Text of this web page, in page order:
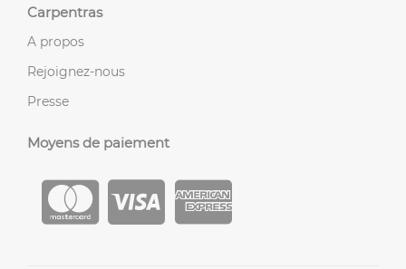
Carpentras
A propos
Rejoignez-nous
Presse
Moyens de paiement